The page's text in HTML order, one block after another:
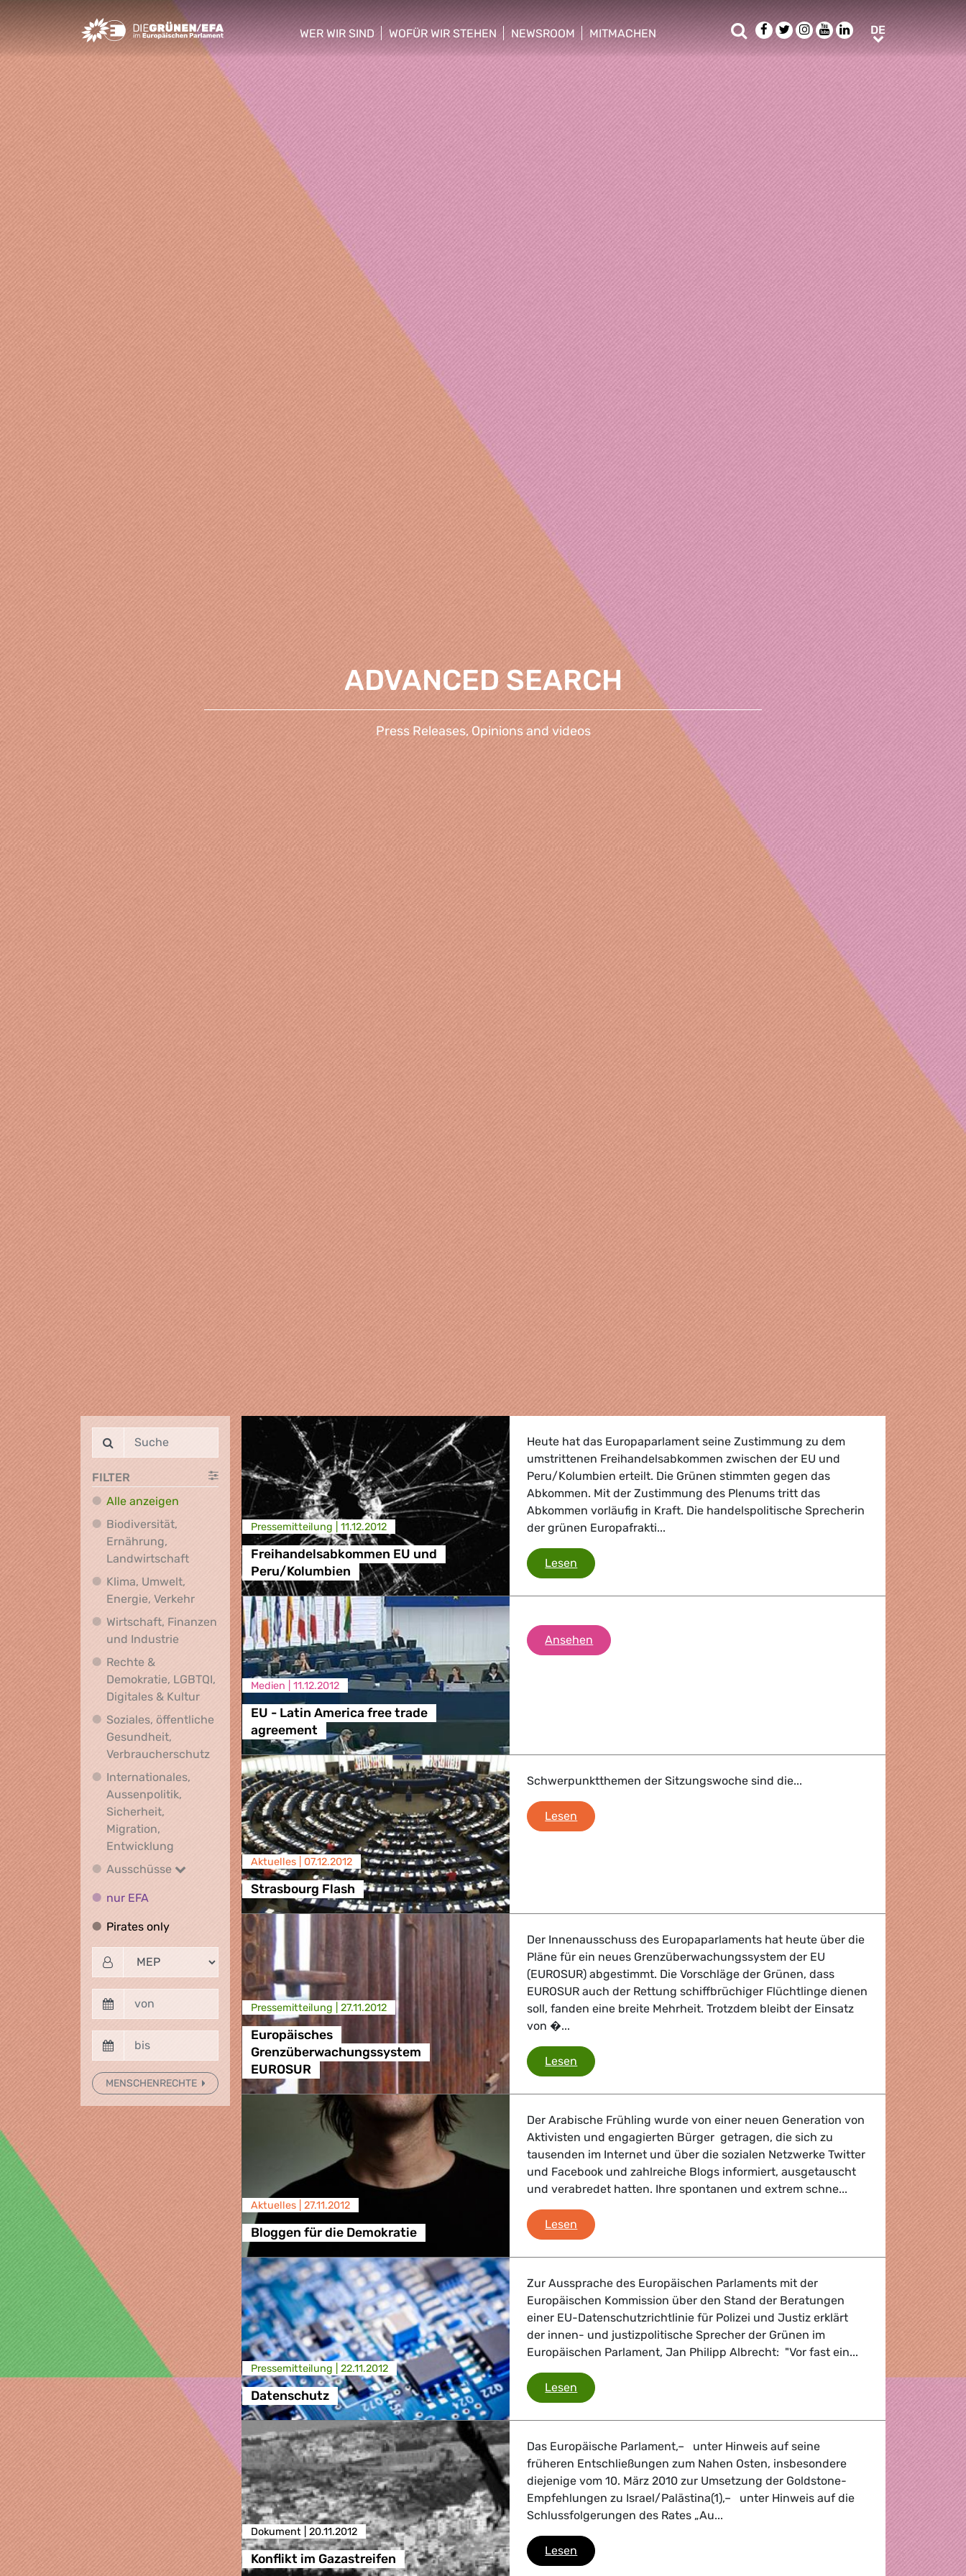
Greens/EFA Home
WER WIR SIND
show/hide sub menu
WOFÜR WIR STEHEN
show/hide sub menu
NEWSROOM
show/hide sub menu
MITMACHEN
show/hide sub menu
SucheFacebook
TwitterInstagram
YoutubeLinkedIn
DEDE
ADVANCED SEARCH
Press Releases, Opinions and videos
FILTER
Alle anzeigen
Biodiversität,
Ernährung,
LandwirtschaftBiodiversität, Ernährung, Landwirtschaft
Klima, Umwelt,
Energie, VerkehrKlima, Umwelt, Energie, Verkehr
Wirtschaft, Finanzen
und IndustrieWirtschaft, Finanzen und Industrie
Rechte &
Demokratie, LGBTQI,
Digitales & KulturRechte & Demokratie, LGBTQI, Digitales & Kultur
Soziales, öffentliche
Gesundheit,
VerbraucherschutzSoziales, öffentliche Gesundheit, Verbraucherschutz
Internationales,
Aussenpolitik,
Sicherheit,
Migration,
Entwicklung Internationales, Aussenpolitik, Sicherheit, Migration, Entwicklung
Ausschüsse
Ausschüsse
nur EFA
Pirates onlyPirates only
MENSCHENRECHTE
Presse­mitteilung | 11.12.2012
Freihandelsabkommen EU und
Peru/Kolumbien
Heute hat das Europaparlament seine Zustimmung zu dem
umstrittenen Freihandelsabkommen zwischen der EU und
Peru/Kolumbien erteilt. Die Grünen stimmten gegen das
Abkommen. Mit der Zustimmung des Plenums tritt das
Abkommen vorläufig in Kraft. Die handelspolitische Sprecherin
der grünen Europafrakti...
Lesen Freihandelsabkommen EU und Peru/Kolumbien
Medien | 11.12.2012
EU - Latin America free trade
agreement
Ansehen EU - Latin America free trade agreement
Aktuelles | 07.12.2012
Strasbourg Flash
Schwerpunktthemen der Sitzungswoche sind die...
Lesen Strasbourg Flash
Presse­mitteilung | 27.11.2012
Europäisches
Grenzüberwachungssystem
EUROSUR
Der Innenausschuss des Europaparlaments hat heute über die
Pläne für ein neues Grenzüberwachungssystem der EU
(EUROSUR) abgestimmt. Die Vorschläge der Grünen, dass
EUROSUR auch der Rettung schiffbrüchiger Flüchtlinge dienen
soll, fanden eine breite Mehrheit. Trotzdem bleibt der Einsatz
von �...
Lesen Europäisches Grenzüberwachungssystem EUROSUR
Aktuelles | 27.11.2012
Bloggen für die Demokratie
Der Arabische Frühling wurde von einer neuen Generation von
Aktivisten und engagierten Bürger getragen, die sich zu
tausenden im Internet und über die sozialen Netzwerke Twitter
und Facebook und zahlreiche Blogs informiert, ausgetauscht
und verabredet hatten. Ihre spontanen und extrem schne...
Lesen Bloggen für die Demokratie
Presse­mitteilung | 22.11.2012
Datenschutz
Zur Aussprache des Europäischen Parlaments mit der
Europäischen Kommission über den Stand der Beratungen
einer EU-Datenschutzrichtlinie für Polizei und Justiz erklärt
der innen- und justizpolitische Sprecher der Grünen im
Europäischen Parlament, Jan Philipp Albrecht: "Vor fast ein...
Lesen Datenschutz
Dokument | 20.11.2012
Konflikt im Gazastreifen
Das Europäische Parlament,– unter Hinweis auf seine
früheren Entschließungen zum Nahen Osten, insbesondere
diejenige vom 10. März 2010 zur Umsetzung der Goldstone-
Empfehlungen zu Israel/Palästina(1),– unter Hinweis auf die
Schlussfolgerungen des Rates „Au...
Lesen Konflikt im Gazastreifen